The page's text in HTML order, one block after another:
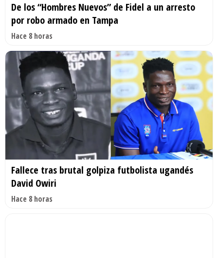
De los “Hombres Nuevos” de Fidel a un arresto
por robo armado en Tampa
Hace 8 horas
Fallece tras brutal golpiza futbolista ugandés
David Owiri
Hace 8 horas